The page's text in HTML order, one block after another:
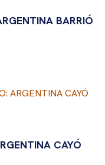
BARRIÓ
CAYÓ